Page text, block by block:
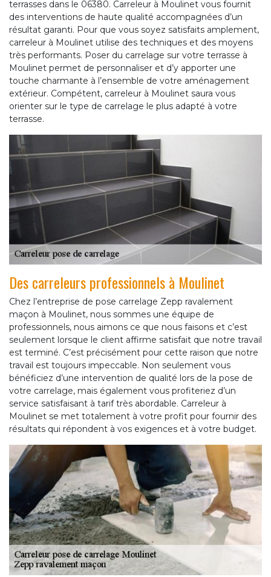
terrasses dans le 06380. Carreleur à Moulinet vous fournit
des interventions de haute qualité accompagnées d’un
résultat garanti. Pour que vous soyez satisfaits amplement,
carreleur à Moulinet utilise des techniques et des moyens
très performants. Poser du carrelage sur votre terrasse à
Moulinet permet de personnaliser et d’y apporter une
touche charmante à l’ensemble de votre aménagement
extérieur. Compétent, carreleur à Moulinet saura vous
orienter sur le type de carrelage le plus adapté à votre
terrasse.
Des carreleurs professionnels à Moulinet
Chez l’entreprise de pose carrelage Zepp ravalement
maçon à Moulinet, nous sommes une équipe de
professionnels, nous aimons ce que nous faisons et c’est
seulement lorsque le client affirme satisfait que notre travail
est terminé. C’est précisément pour cette raison que notre
travail est toujours impeccable. Non seulement vous
bénéficiez d’une intervention de qualité lors de la pose de
votre carrelage, mais également vous profiteriez d’un
service satisfaisant à tarif très abordable. Carreleur à
Moulinet se met totalement à votre profit pour fournir des
résultats qui répondent à vos exigences et à votre budget.